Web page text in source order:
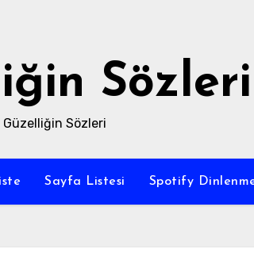
Sözleri
Güzelliğin Sözleri
Sayfa Listesi Spotify